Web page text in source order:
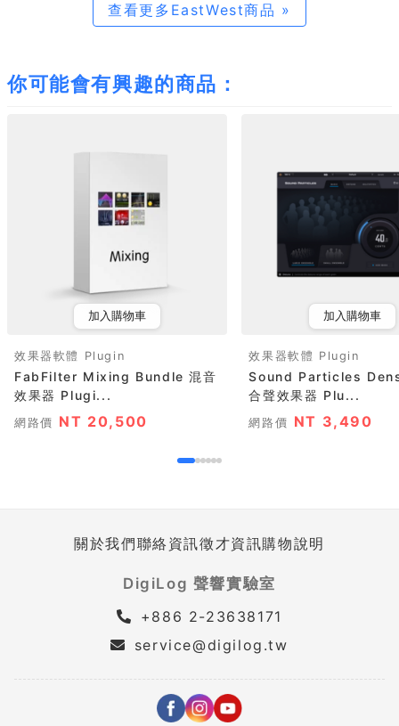
查看更多EastWest商品 »
你可能會有興趣的商品：
加入購物車
效果器軟體 Plugin
FabFilter Mixing Bundle 混音
效果器 Plugi...
網路價 NT 20,500
加入購物車
效果器軟體 Plugin
Sound Particles
合聲效果器 Plu...
網路價 NT 3,490
關於我們聯絡資訊徵才資訊購物說明
DigiLog 聲響實驗室
+886 2-23638171
service@digilog.tw